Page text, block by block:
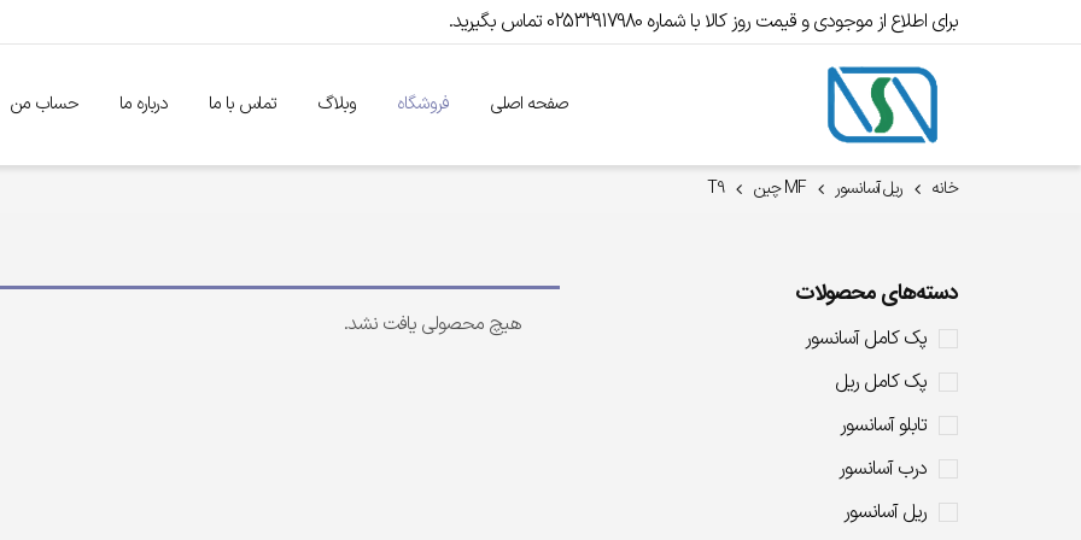
برای اطلاع از موجودی و قیمت روز کالا با شماره 02532917980 تماس بگیرید.
صفحه اصلی فروشگاه وبلاگ تماس با ما درباره ما حساب من
خانه ریل آسانسور MF چین T9
هیچ محصولی یافت نشد.
دسته‌های محصولات
پک کامل آسانسور
پک کامل ریل
تابلو آسانسور
درب آسانسور
ریل آسانسور